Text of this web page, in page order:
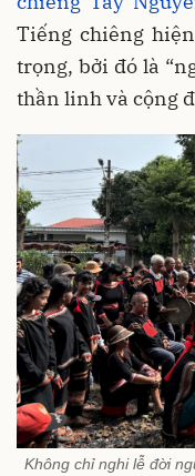
Tiếng chiêng
trọng, bởi đó là
thần linh và cộng
Không chỉ nghi lễ đời